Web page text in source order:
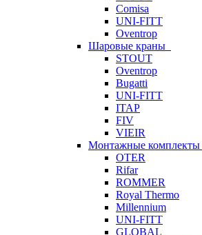
Comisa
UNI-FITT
Oventrop
Шаровые краны
STOUT
Oventrop
Bugatti
UNI-FITT
ITAP
FIV
VIEIR
Монтажные комплекты
OTER
Rifar
ROMMER
Royal Thermo
Millennium
UNI-FITT
GLOBAL